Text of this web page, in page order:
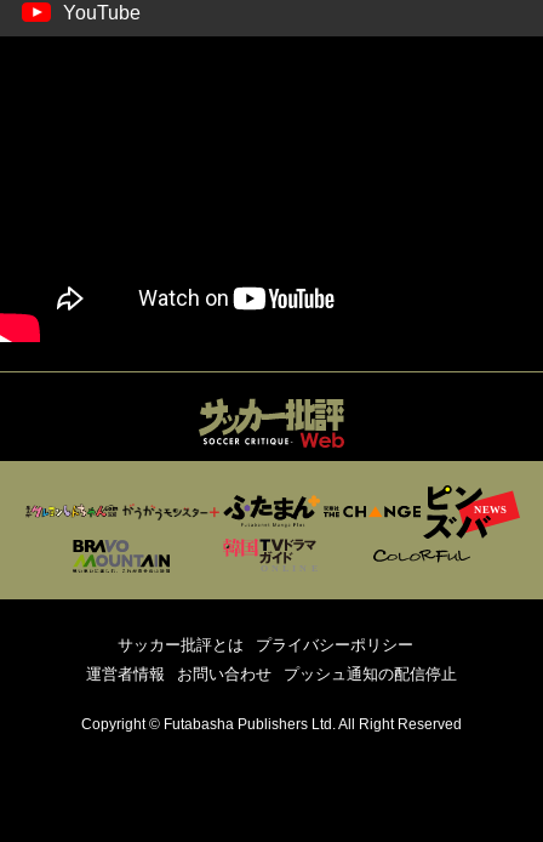
YouTube
サッカー批評とは
プライバシーポリシー
運営者情報
お問い合わせ プッシュ通知の配信停止
Copyright © Futabasha Publishers Ltd. All Right Reserved